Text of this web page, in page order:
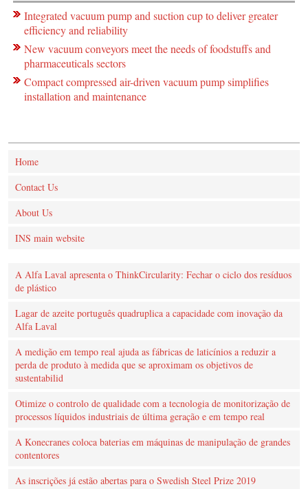
Integrated vacuum pump and suction cup to deliver greater
efficiency and reliability
New vacuum conveyors meet the needs of foodstuffs and
pharmaceuticals sectors
Compact compressed air-driven vacuum pump simplifies
installation and maintenance
Home
Contact Us
About Us
INS main website
A Alfa Laval apresenta o ThinkCircularity: Fechar o ciclo dos resíduos
de plástico
Lagar de azeite português quadruplica a capacidade com inovação da
Alfa Laval
A medição em tempo real ajuda as fábricas de laticínios a reduzir a
perda de produto à medida que se aproximam os objetivos de
sustentabilid
Otimize o controlo de qualidade com a tecnologia de monitorização de
processos líquidos industriais de última geração e em tempo real
A Konecranes coloca baterias em máquinas de manipulação de grandes
contentores
As inscrições já estão abertas para o Swedish Steel Prize 2019